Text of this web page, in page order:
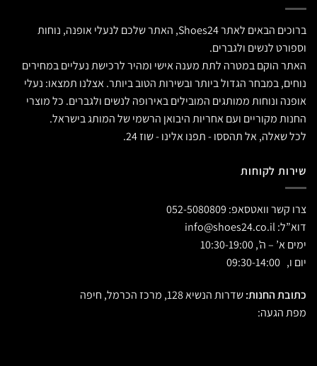
ברוכים הבאים לאתר Shoes24, האתר שלכם לנעלי אופנה, נוחות
וספורט לנשים ולגברים.
האתר הוקם במטרה לתת מענה אישי ומהיר לרכישת נעליים במחירים
נוחים, במבחר הגדול ביותר ובשירות הטוב ביותר. אצלנו תמצאו: נעלי
אופנה ונוחות ממותגים המובילים באירופה לנשים ולגברים. כל מוצרי
החנות מקוריים ועם אחריות היבואן הרשמי של המותג בישראל.
לכל שאלה, אל תהססו - תפנו אלינו - שוז 24.
שירות לקוחות
צרו קשר וואטסאפ: 052-5080809
דוא”ל:
ימים א’ – ה’, 10:30-19:00
יום ו, 09:30-14:00
כתובת החנות:שדרות הנשיא 128, מרכז הכרמל, חיפה
מפת הגעה: